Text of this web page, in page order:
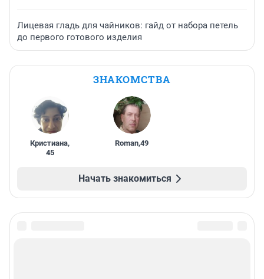
Лицевая гладь для чайников: гайд от набора петель
до первого готового изделия
ЗНАКОМСТВА
Кристиана,
45
Roman,49
Начать знакомиться